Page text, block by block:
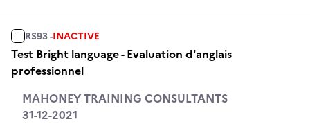
RS93 -INACTIVE
Test Bright language - Evaluation d'anglais
professionnel
MAHONEY TRAINING CONSULTANTS
31-12-2021